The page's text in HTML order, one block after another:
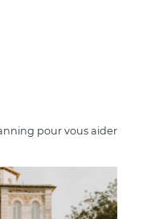
pour vous aider